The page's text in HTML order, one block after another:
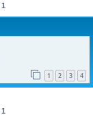
1
1 2 3 4
1